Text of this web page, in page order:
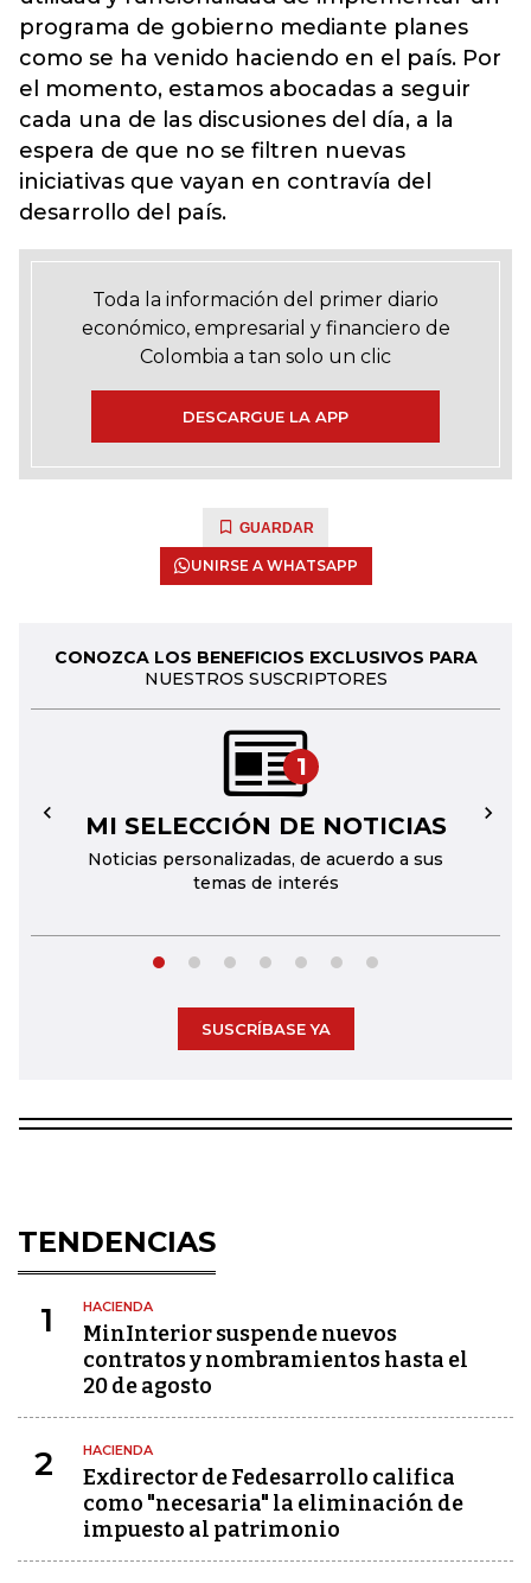
programa de gobierno mediante planes
como se ha venido haciendo en el país. Por
el momento, estamos abocadas a seguir
cada una de las discusiones del día, a la
espera de que no se filtren nuevas
iniciativas que vayan en contravía del
desarrollo del país.
Toda la información del primer diario
económico, empresarial y financiero de
Colombia a tan solo un clic
DESCARGUE LA APP
GUARDAR
UNIRSE A WHATSAPP
CONOZCA LOS BENEFICIOS EXCLUSIVOS PARA
NUESTROS SUSCRIPTORES
1
MI SELECCIÓN DE NOTICIAS
Noticias personalizadas, de acuerdo a sus
temas de interés
← →
SUSCRÍBASE YA
TENDENCIAS
1 HACIENDA
MinInterior suspende nuevos
contratos y nombramientos hasta el
20 de agosto
2 HACIENDA
Exdirector de Fedesarrollo califica
como "necesaria" la eliminación de
impuesto al patrimonio